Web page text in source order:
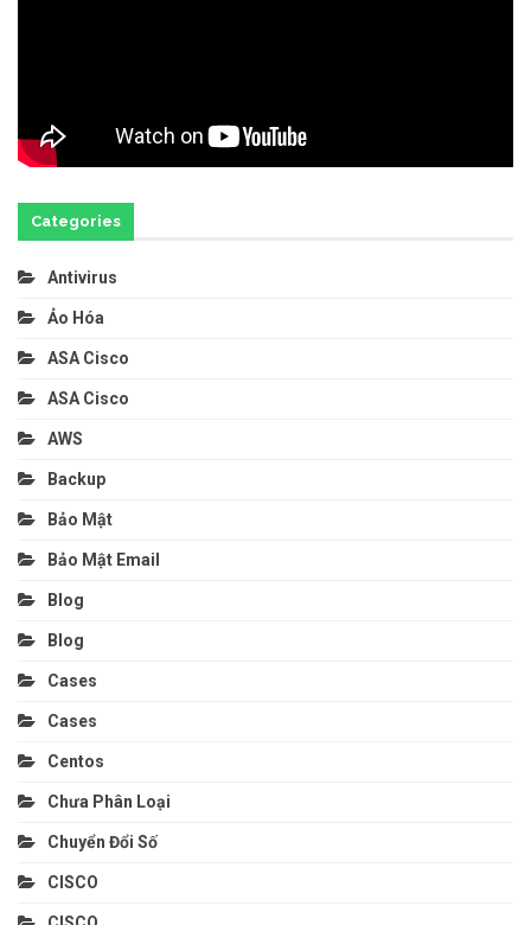
Categories
Antivirus
Ảo Hóa
ASA Cisco
ASA Cisco
AWS
Backup
Bảo Mật
Bảo Mật Email
Blog
Blog
Cases
Cases
Centos
Chưa Phân Loại
Chuyển Đổi Số
CISCO